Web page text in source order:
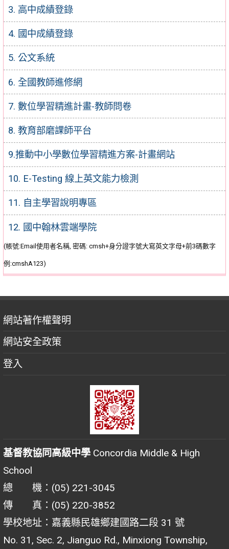
3. 高中成績登錄
4. 國中成績登錄
5. 公文系統
6. 全國教師進修網
7. 數位學習精進計畫-教師問卷
8. 教育部磨課師平台
9.推動中小學數位學習精進方案-計畫網站
10. E-Testing 線上英文能力檢測
11. 自主學習說明專區
12. 國中翰林雲端學院
(帳號:Email使用者名稱, 密碼: cmsh+身分證字號大寫英文字母+前3碼數字
例:cmshA123)
網站著作權聲明
網站安全政策
登入
基督教協同高級中學 Concordia Middle & High
School
總 機：(05) 221-3045
傳 真：(05) 220-3852
學校地址：嘉義縣民雄鄉建國路二段 31 號
No. 31, Sec. 2, Jianguo Rd., Minxiong Township,